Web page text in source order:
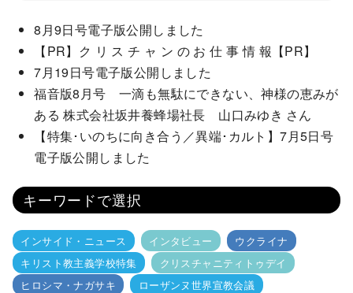
8月9日号電子版公開しました
【PR】ク リ ス チ ャ ン の お 仕 事 情 報【PR】
7月19日号電子版公開しました
福音版8月号 一滴も無駄にできない、神様の恵みが
ある 株式会社坂井養蜂場社長 山口みゆき さん
【特集･いのちに向き合う／異端･カルト】7月5日号
電子版公開しました
キーワードで選択
インサイド・ニュース インタビュー
ウクライナ
キリスト教主義学校特集
クリスチャニティトゥデイ
ヒロシマ・ナガサキ
ローザンヌ世界宣教会議